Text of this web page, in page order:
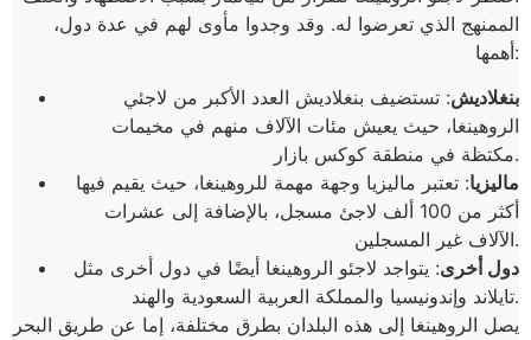
الممنهج الذي تعرضوا له. وقد وجدوا مأوى لهم في عدة دول،
أهمها:
بنغلاديش: تستضيف بنغلاديش العدد الأكبر من لاجئي
الروهينغا، حيث يعيش مئات الآلاف منهم في مخيمات
مكتظة في منطقة كوكس بازار.
ماليزيا: تعتبر ماليزيا وجهة مهمة للروهينغا، حيث يقيم فيها
أكثر من 100 ألف لاجئ مسجل، بالإضافة إلى عشرات
الآلاف غير المسجلين.
دول أخرى: يتواجد لاجئو الروهينغا أيضًا في دول أخرى مثل
تايلاند وإندونيسيا والمملكة العربية السعودية والهند.
يصل الروهينغا إلى هذه البلدان بطرق مختلفة، إما عن طريق البحر